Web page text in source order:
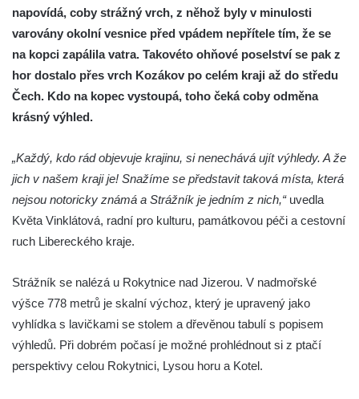
napovídá, coby strážný vrch, z něhož byly v minulosti
varovány okolní vesnice před vpádem nepřítele tím, že se
na kopci zapálila vatra. Takovéto ohňové poselství se pak z
hor dostalo přes vrch Kozákov po celém kraji až do středu
Čech. Kdo na kopec vystoupá, toho čeká coby odměna
krásný výhled.
„Každý, kdo rád objevuje krajinu, si nenechává ujít výhledy. A že
jich v našem kraji je! Snažíme se představit taková místa, která
nejsou notoricky známá a Strážník je jedním z nich,“uvedla
Květa Vinklátová, radní pro kulturu, památkovou péči a cestovní
ruch Libereckého kraje.
Strážník se nalézá u Rokytnice nad Jizerou. V nadmořské
výšce 778 metrů je skalní výchoz, který je upravený jako
vyhlídka s lavičkami se stolem a dřevěnou tabulí s popisem
výhledů. Při dobrém počasí je možné prohlédnout si z ptačí
perspektivy celou Rokytnici, Lysou horu a Kotel.